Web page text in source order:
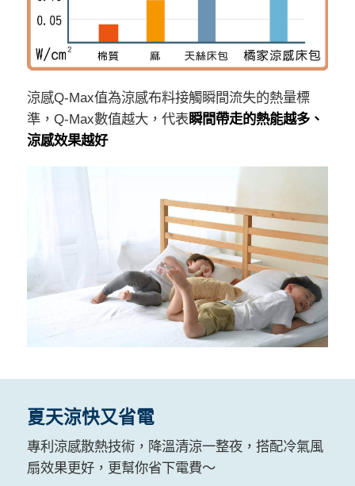
涼感Q-Max值為涼感布料接觸瞬間流失的熱量標
準，Q-Max數值越大，代表瞬間帶走的熱能越多、
涼感效果越好
夏天涼快又省電
專利涼感散熱技術，降溫清涼一整夜，搭配冷氣風
扇效果更好，更幫你省下電費～